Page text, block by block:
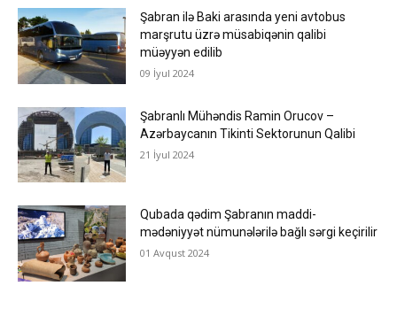
Şabran ilə Baki arasında yeni avtobus
marşrutu üzrə müsabiqənin qalibi
müəyyən edilib
09 İyul 2024
Şabranlı Mühəndis Ramin Orucov –
Azərbaycanın Tikinti Sektorunun Qalibi
21 İyul 2024
Qubada qədim Şabranın maddi-
mədəniyyət nümunələrilə bağlı sərgi keçirilir
01 Avqust 2024